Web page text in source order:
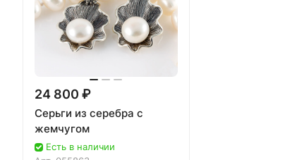
24 800 ₽
Серьги из серебра с
жемчугом
Есть в наличии